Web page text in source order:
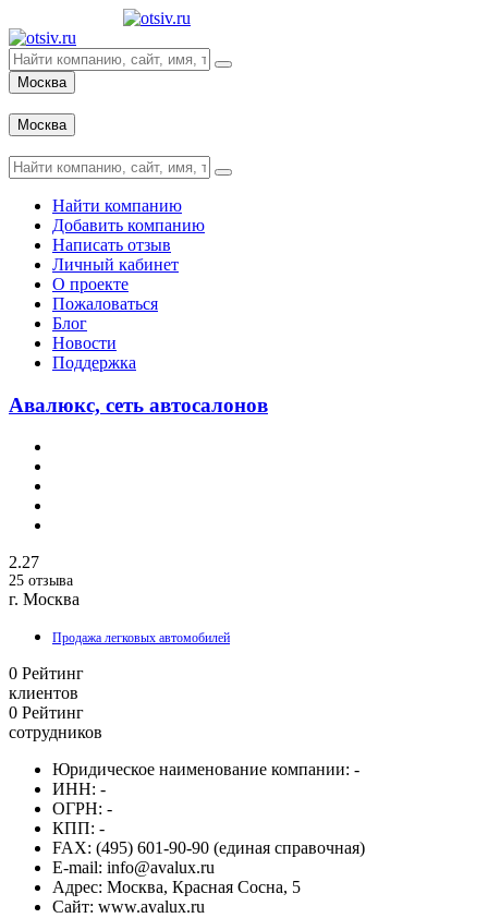
Москва
Москва
Найти компанию
Добавить компанию
Написать отзыв
Личный кабинет
О проекте
Пожаловаться
Блог
Новости
Поддержка
Авалюкс, сеть автосалонов
2.27
25 отзыва
г. Москва
Продажа легковых автомобилей
0 Рейтинг
клиентов
0 Рейтинг
сотрудников
Юридическое наименование компании: -
ИНН: -
ОГРН: -
КПП: -
FAX: (495) 601-90-90 (единая справочная)
E-mail: info@avalux.ru
Адрес: Москва, Красная Сосна, 5
Сайт: www.avalux.ru